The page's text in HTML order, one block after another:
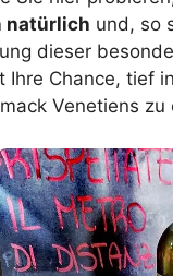
natürlich und, so
dieser
Ihre Chance, tief
Venetiens zu